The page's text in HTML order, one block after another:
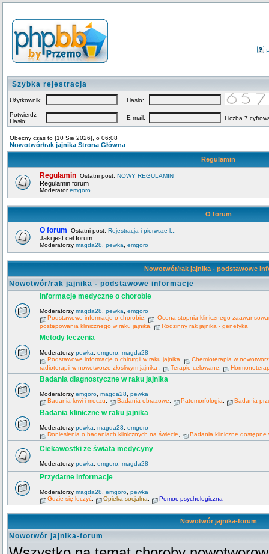
Szybka rejestracja
Użytkownik: Hasło:
Potwierdź
Hasło:
E-mail: Liczba 7
Obecny czas to |10 Sie 2026|, o 06:08
Nowotwór/rak jajnika Strona Główna
Regulamin
Regulamin Ostatni post: NOWY REGULAMIN
Regulamin forum
Moderatoremgoro
O forum
O forum Ostatni post: Rejestracja i pierwsze l...
Jaki jest cel forum
Moderatorzy magda28 pewka emgoro
Nowotwór/rak jajnika - podstawowe
Nowotwór/rak jajnika - podstawowe informacje
Informacje medyczne o chorobie
Moderatorzy magda28 pewka
emgoro
Podstawowe informacje o chorobie
Ocena stopnia klinicznego
postępowania klinicznego w raku jajnika
Rodzinny rak jajnika - genetyka
Metody leczenia
Moderatorzy pewka emgoro magda28
Podstawowe informacje o chirurgii w raku jajnika
Chemioterapia w
radioterapii w nowotworze złośliwym jajnika
Terapie celowane
Badania diagnostyczne w raku jajnika
Moderatorzy emgoro magda28
pewka
Badania krwi i moczu
Badania obrazowe Patomorfologia Badania
Badania kliniczne w raku jajnika
Moderatorzy pewka magda28
emgoro
Doniesienia o badaniach klinicznych na świecie
Badania kliniczne dostępne
Ciekawostki ze świata medycyny
Moderatorzy pewka emgoro magda28
Przydatne informacje
Moderatorzy magda28 emgoro pewka
Gdzie się leczyć
Opieka socjalna Pomoc psychologiczna
Nowotwór jajnika-forum
Nowotwór jajnika-forum